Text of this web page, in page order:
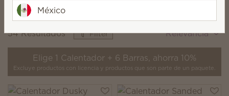
natural
54 Resultados Filter Relevancia
Elige 1 Calentador + 6 Barras, ahorra 10%
Excluye productos con licencia y productos que son parte de un paquete.
México